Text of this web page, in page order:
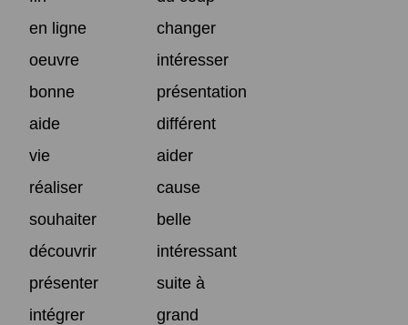
en ligne
changer
oeuvre
intéresser
bonne
présentation
aide
différent
vie
aider
réaliser
cause
souhaiter
belle
découvrir
intéressant
présenter
suite à
intégrer
grand